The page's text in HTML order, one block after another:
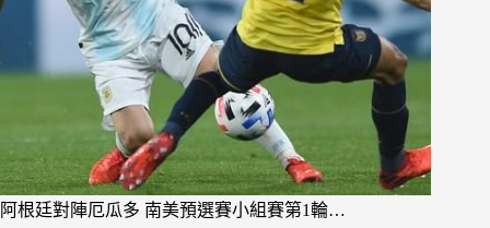
阿根廷對陣厄瓜多 南美預選賽小組賽第1輪…